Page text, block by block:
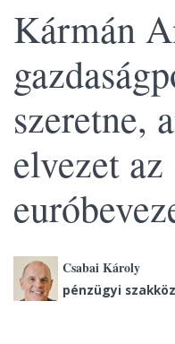
Kármán
szeretne,
elvezet az
Csabai Károly
pénzügyi